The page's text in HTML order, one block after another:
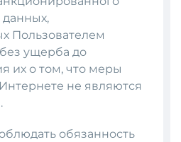
данных,
Пользователем
ущерба до
их о том, что меры
не являются
обязанность